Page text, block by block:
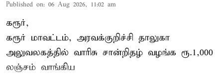
Published on: 06 Aug 2026, 11:02 am
கரூர்,
கரூர் மாவட்டம், அரவக்குறிச்சி தாலுகா
அலுவலகத்தில் வாரிசு சான்றிதழ் வழங்க ரூ.1,000
லஞ்சம் வாங்கிய